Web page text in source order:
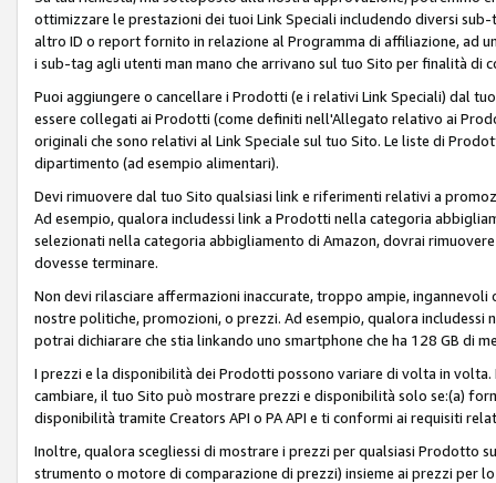
ottimizzare le prestazioni dei tuoi Link Speciali includendo diversi sub-
altro ID o report fornito in relazione al Programma di affiliazione, ad
i sub-tag agli utenti man mano che arrivano sul tuo Sito per finalità
Puoi aggiungere o cancellare i Prodotti (e i relativi Link Speciali) dal
essere collegati ai Prodotti (come definiti nell'Allegato relativo ai
originali che sono relativi al Link Speciale sul tuo Sito. Le liste di
dipartimento (ad esempio alimentari).
Devi rimuovere dal tuo Sito qualsiasi link e riferimenti relativi a
Ad esempio, qualora includessi link a Prodotti nella categoria
selezionati nella categoria abbigliamento di Amazon, dovrai
dovesse terminare.
Non devi rilasciare affermazioni inaccurate, troppo ampie,
nostre politiche, promozioni, o prezzi. Ad esempio, qualora includessi
potrai dichiarare che stia linkando uno smartphone che ha 128 GB di
I prezzi e la disponibilità dei Prodotti possono variare di volta in
cambiare, il tuo Sito può mostrare prezzi e disponibilità solo se:(a)
disponibilità tramite Creators API o PA API e ti conformi ai requisiti
Inoltre, qualora scegliessi di mostrare i prezzi per qualsiasi Prodotto
strumento o motore di comparazione di prezzi) insieme ai prezzi